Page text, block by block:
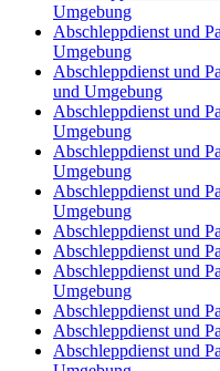
Umgebung
Abschleppdienst und
Umgebung
Abschleppdienst und
und Umgebung
Abschleppdienst und
Umgebung
Abschleppdienst und
Umgebung
Abschleppdienst und
Umgebung
Abschleppdienst und
Abschleppdienst und
Abschleppdienst und
Umgebung
Abschleppdienst und
Abschleppdienst und
Abschleppdienst und